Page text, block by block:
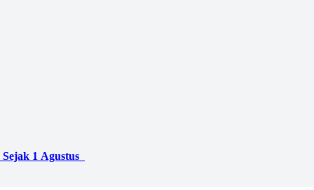
1 Agustus